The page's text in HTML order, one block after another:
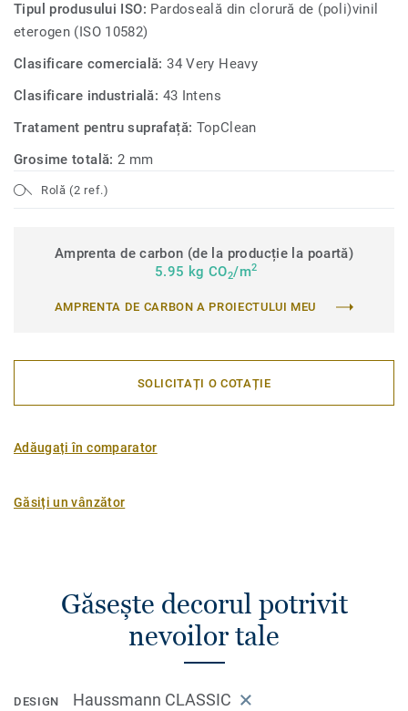
Tipul produsului ISO: Pardoseală din clorură de (poli)vinil
eterogen (ISO 10582)
Clasificare comercială:34 Very Heavy
Clasificare industrială: 43 Intens
Tratament pentru suprafață: TopClean
Grosime totală:2 mm
Rolă (2 ref.)
Amprenta de carbon (de la producție la poartă)
5.95 kg CO2/m2
AMPRENTA DE CARBON A PROIECTULUI MEU
SOLICITAȚI O COTAȚIE
Adăugați în comparator
Găsiți un vânzător
Găsește decorul potrivit
nevoilor tale
DESIGN Haussmann CLASSIC